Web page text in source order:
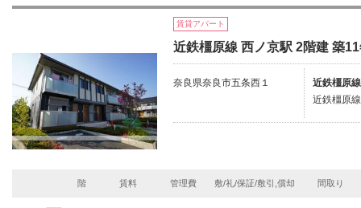
賃貸アパート
近鉄橿原線 西ノ京駅 2階建 築
奈良県奈良市五条西１
近鉄橿原
近鉄橿原
階 賃料 管理費 敷/礼/保証/敷引,償却 間取り